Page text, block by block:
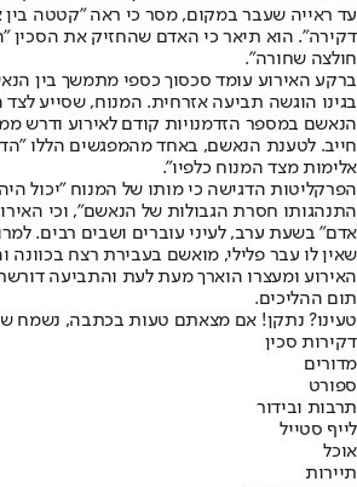
עד ראייה שעבר במקום, מסר כי ראה "קטטה בין
דקירה". הוא תיאר כי האדם שהחזיק את הסכין
חולצה שחורה".
ברקע האירוע עומד סכסוך כספי מתמשך בין
בגינו הוגשה תביעה אזרחית. המנוח, שסייע
הנאשם במספר הזדמנויות קודם לאירוע ודרש
חייב. לטענת הנאשם, באחד מהמפגשים הללו
אלימות מצד המנוח כלפיו".
הפרקליטות הדגישה כי מותו של המנוח "יכול
התנהגותו חסרת הגבולות של הנאשם", וכי
אדם" בשעת ערב, לעיני עוברים ושבים רבים.
שאין לו עבר פלילי, מואשם בעבירת רצח בכוונה
האירוע ומעצרו הוארך מעת לעת והתביעה
תום ההליכים.
טעינו? נתקן! אם מצאתם טעות בכתבה, נשמח
דקירות סכין
מדורים
ספורט
תרבות ובידור
לייף סטייל
אוכל
תיירות